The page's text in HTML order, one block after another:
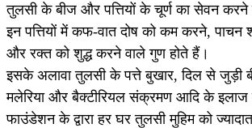
तुलसी के बीज और पत्तियों के चूर्ण का सेवन
इन पत्तियों में कफ-वात दोष को कम करने, पाचन
और रक्त को शुद्ध करने वाले गुण होते हैं।
इसके अलावा तुलसी के पत्ते बुखार, दिल से जुड़ी
मलेरिया और बैक्टीरियल संक्रमण आदि के इलाज
फाउंडेशन के द्वारा हर घर तुलसी मुहिम को